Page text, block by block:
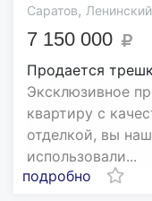
Саратов,
7 150 000
Продается
Эксклюзивное
квартиру с
отделкой, вы
использовали...
подробно